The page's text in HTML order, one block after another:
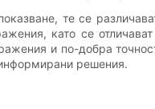
те се
като се
и по-добра
решения.